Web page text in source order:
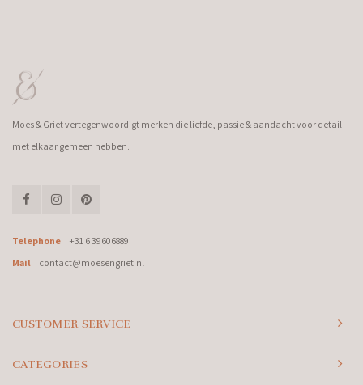
Moes & Griet vertegenwoordigt merken die liefde, passie & aandacht voor detail
met elkaar gemeen hebben.
Telephone
+31 6 39606889
Mail
contact@moesengriet.nl
CUSTOMER SERVICE
CATEGORIES